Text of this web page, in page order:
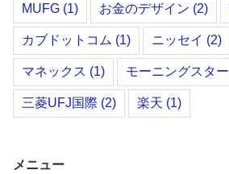
MUFG (1) お金のデザイン (2)
カブドットコム (1) ニッセイ (2)
マネックス (1) モーニングスター
三菱UFJ国際 (2) 楽天 (1)
メニュー